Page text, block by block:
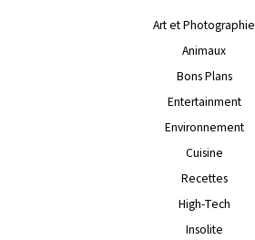
Art et Photographie
Animaux
Bons Plans
Entertainment
Environnement
Cuisine
Recettes
High-Tech
Insolite